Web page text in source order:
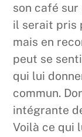
son café
il serait pris
mais en
peut se
qui lui
commun.
intégrante
Voilà ce qui